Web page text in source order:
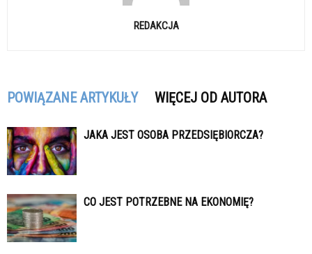
REDAKCJA
POWIĄZANE ARTYKUŁY WIĘCEJ OD AUTORA
JAKA JEST OSOBA PRZEDSIĘBIORCZA?
CO JEST POTRZEBNE NA EKONOMIĘ?